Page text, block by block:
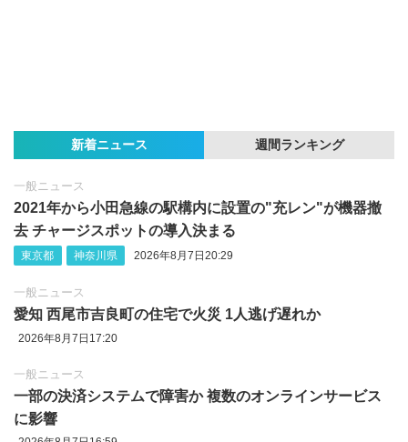
新着ニュース 週間ランキング
一般ニュース
2021年から小田急線の駅構内に設置の"充レン"が機器撤
去 チャージスポットの導入決まる
東京都 神奈川県 2026年8月7日20:29
一般ニュース
愛知 西尾市吉良町の住宅で火災 1人逃げ遅れか
2026年8月7日17:20
一般ニュース
一部の決済システムで障害か 複数のオンラインサービス
に影響